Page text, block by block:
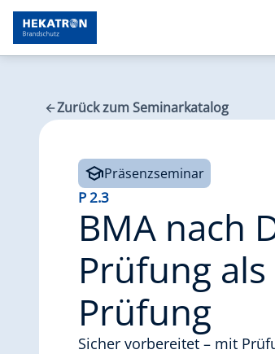
Zurück zum Seminarkatalog
Präsenzseminar
P 2.3
BMA nach
Prüfung
Prüfung
Sicher vorbereitet – mit